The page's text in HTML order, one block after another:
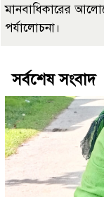
মানবাধিকারের
পর্যালোচনা।
সর্বশেষ সংবাদ